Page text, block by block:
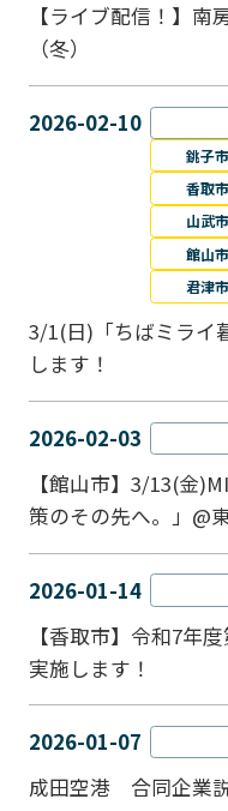
【ライブ配信！】
（冬）
2026-02-10
銚子市
香取市
山武市
館山市
君津市
3/1(日)「ちばミライ
します！
2026-02-03
【館山市】3/13(金
策のその先へ。」@
2026-01-14
【香取市】令和7年
実施します！
2026-01-07
成田空港 合同企業